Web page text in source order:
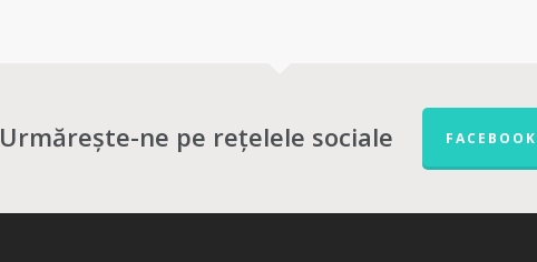
Urmărește-ne pe rețelele sociale FACEBOOK